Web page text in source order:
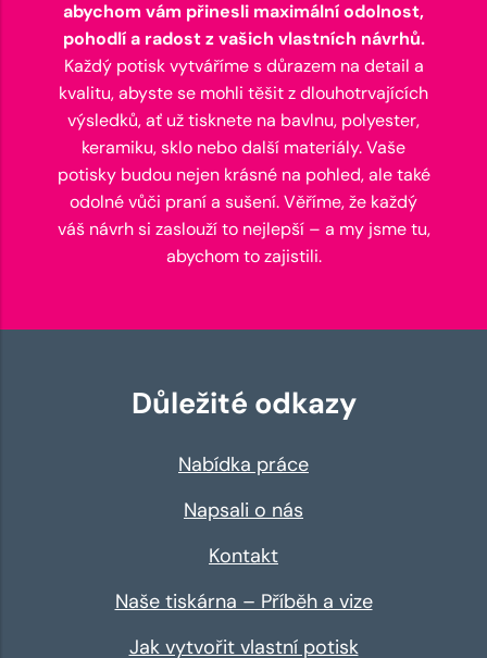
abychom vám přinesli maximální odolnost,
pohodlí a radost z vašich vlastních návrhů.
Každý potisk vytváříme s důrazem na detail a
kvalitu, abyste se mohli těšit z dlouhotrvajících
výsledků, ať už tisknete na bavlnu, polyester,
keramiku, sklo nebo další materiály. Vaše
potisky budou nejen krásné na pohled, ale také
odolné vůči praní a sušení. Věříme, že každý
váš návrh si zaslouží to nejlepší – a my jsme tu,
abychom to zajistili.
Důležité odkazy
Nabídka práce
Napsali o nás
Kontakt
Naše tiskárna – Příběh a vize
Jak vytvořit vlastní potisk